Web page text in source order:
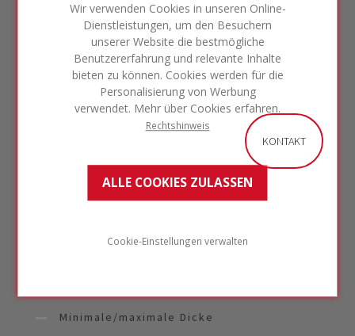
Wir verwenden Cookies in unseren Online-
Dienstleistungen, um den Besuchern
unserer Website die bestmögliche
Benutzererfahrung und relevante Inhalte
bieten zu können. Cookies werden für die
Personalisierung von Werbung
verwendet. Mehr über Cookies erfahren.
Rechtshinweis
ALLE COOKIES ZULASSEN
Cookie-Einstellungen verwalten
Plattenliste U-Wert: Der angegebene Wert
ist der Gesamt-U-Wert der auf dem Dach zu
verlegenden Dämmung. Er berücksichtigt
nicht den Untergrund oder eventuelle
Verkleidungen.
: Dies ist eine detaillierte
Auflistung der verschiedenen Elemente, aus
denen sich die Anlage zusammensetzt. Sie
enthält Informationen für jede FOAMGLAS®
Minimale/maximale Dicke
KONTAKT